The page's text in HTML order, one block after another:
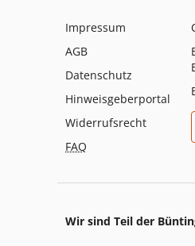
Impressum
AGB
Datenschutz
Hinweisgeberportal
Widerrufsrecht
FAQ
Wir sind Teil der